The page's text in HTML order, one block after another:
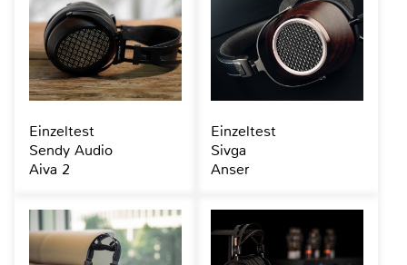
Einzeltest
Sendy Audio
Aiva 2
Einzeltest
Sivga
Anser